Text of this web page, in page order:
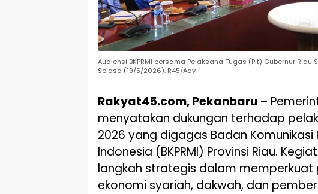
Audiensi BKPRMI bersama Pelaksana Tugas (Plt) Gubernur Riau
Selasa (19/5/2026). R45/Adv
Rakyat45.com, Pekanbaru –
menyatakan dukungan terhadap
2026 yang digagas Badan Komunikasi
Indonesia (BKPRMI) Provinsi Riau.
langkah strategis dalam
ekonomi syariah, dakwah, dan